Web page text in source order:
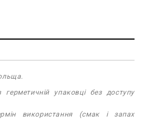
герметичній упаковці без доступу
використання (смак і запах